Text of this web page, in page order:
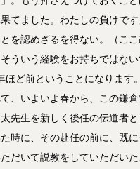
てました。わたしの負けで
を認めざるを得ない。（ここ
ういう経験をお持ちではない
ほど前ということになります
、いよいよ春から、この鎌
先生を新しく後任の伝道者
時に、その赴任の前に、既
だいて説教をしていただい